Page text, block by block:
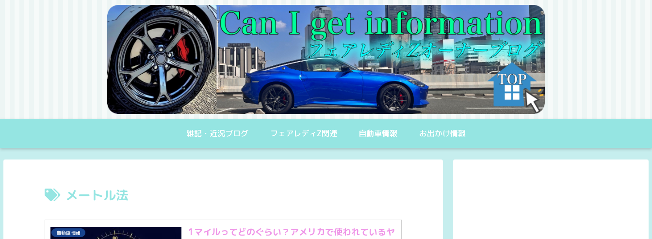
雑記・近況ブログ フェアレディZ関連 自動車情報 お出かけ情報
メートル法
自動車情報
1マイルってどのぐらい？アメリカで使われているヤ